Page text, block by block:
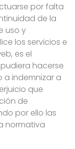
por falta
de la
uso y
los servicios e
es el
hacerse
a indemnizar a
que
de
por ello las
normativa